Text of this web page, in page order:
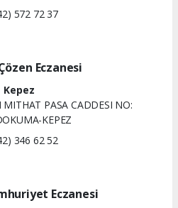
572 72 37
Eczanesi
Kepez
MITHAT PASA CADDESI NO:
KEPEZ
346 62 52
Eczanesi